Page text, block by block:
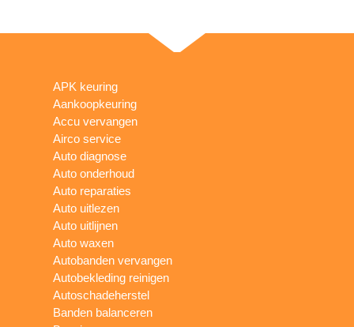
APK keuring
Aankoopkeuring
Accu vervangen
Airco service
Auto diagnose
Auto onderhoud
Auto reparaties
Auto uitlezen
Auto uitlijnen
Auto waxen
Autobanden vervangen
Autobekleding reinigen
Autoschadeherstel
Banden balanceren